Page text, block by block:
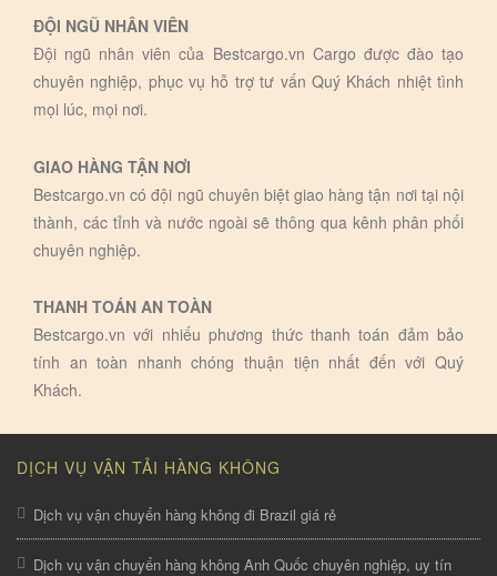
ĐỘI NGŨ NHÂN VIÊN
Đội ngũ nhân viên của Bestcargo.vn Cargo được đào tạo
chuyên nghiệp, phục vụ hỗ trợ tư vấn Quý Khách nhiệt tình
mọi lúc, mọi nơi.
GIAO HÀNG TẬN NƠI
Bestcargo.vn có đội ngũ chuyên biệt giao hàng tận nơi tại nội
thành, các tỉnh và nước ngoài sẽ thông qua kênh phân phối
chuyên nghiệp.
THANH TOÁN AN TOÀN
Bestcargo.vn với nhiếu phương thức thanh toán đảm bảo
tính an toàn nhanh chóng thuận tiện nhất đến với Quý
Khách.
DỊCH VỤ VẬN TẢI HÀNG KHÔNG
Dịch vụ vận chuyển hàng không đi Brazil giá rẻ
Dịch vụ vận chuyển hàng không Anh Quốc chuyên nghiệp, uy tín